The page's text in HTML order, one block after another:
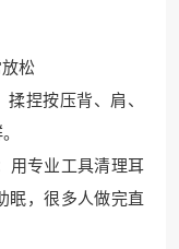
松
捏按压背、肩、
用专业工具清理耳
眠，很多人做完直